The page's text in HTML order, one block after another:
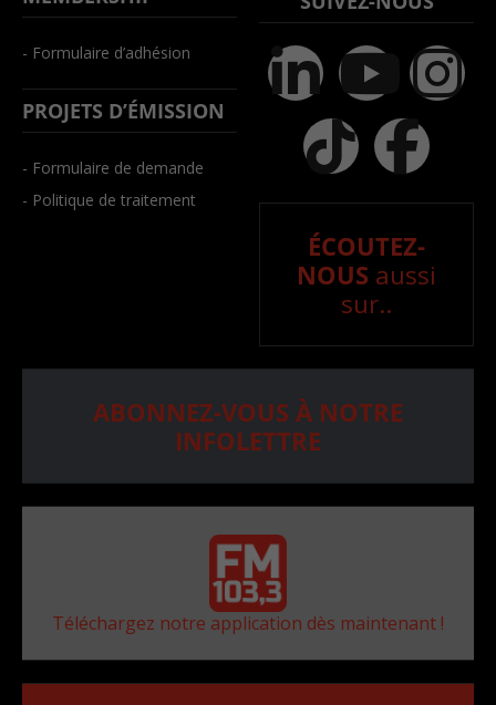
- Formulaire d’adhésion
PROJETS D’ÉMISSION
- Formulaire de demande
- Politique de traitement
ÉCOUTEZ-
NOUS aussi
sur..
ABONNEZ-VOUS À NOTRE
INFOLETTRE
Téléchargez notre application dès maintenant !